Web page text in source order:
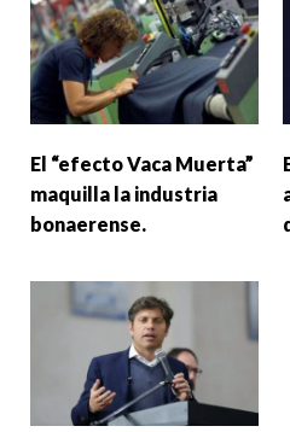
El “efecto Vaca Muerta”
maquilla la industria
bonaerense.